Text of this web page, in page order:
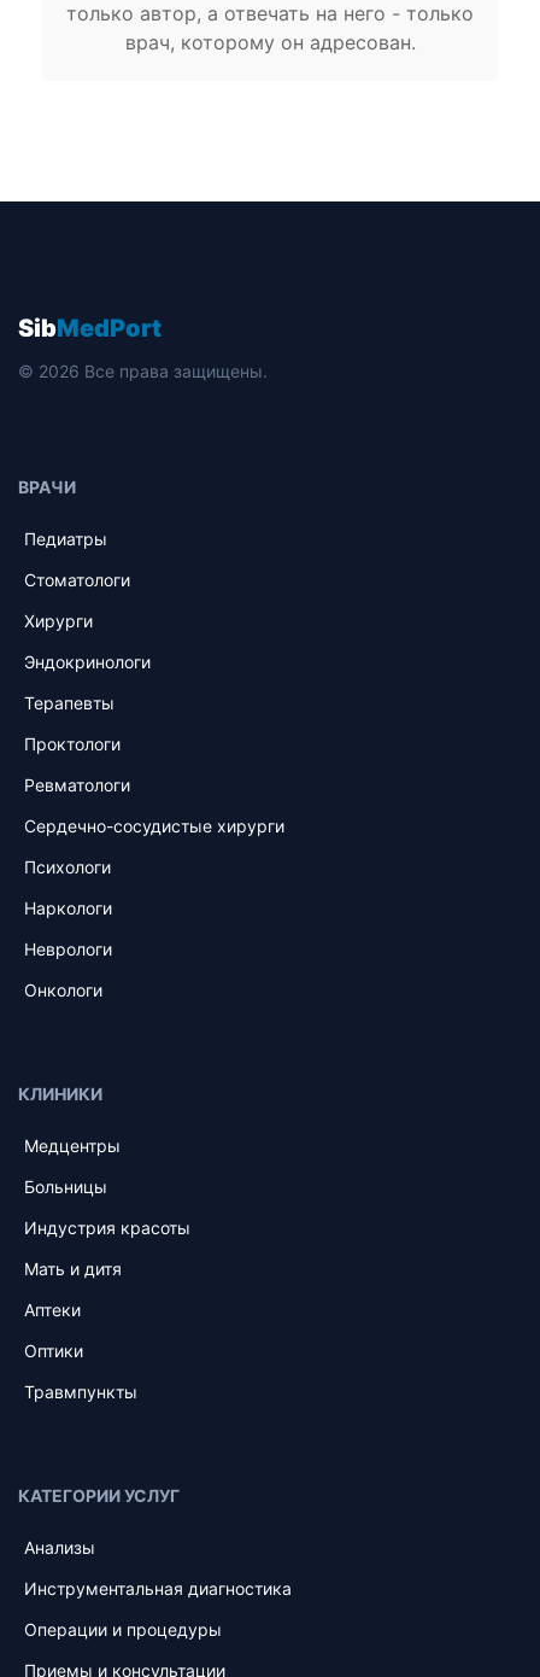
только автор, а отвечать на него - только
врач, которому он адресован.
SibMedPort
© 2026 Все права защищены.
ВРАЧИ
Педиатры
Стоматологи
Хирурги
Эндокринологи
Терапевты
Проктологи
Ревматологи
Сердечно-сосудистые хирурги
Психологи
Наркологи
Неврологи
Онкологи
КЛИНИКИ
Медцентры
Больницы
Индустрия красоты
Мать и дитя
Аптеки
Оптики
Травмпункты
КАТЕГОРИИ УСЛУГ
Анализы
Инструментальная диагностика
Операции и процедуры
Приемы и консультации